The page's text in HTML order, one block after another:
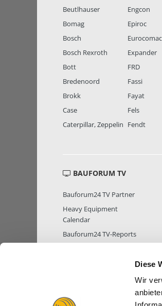
Diese
Wir
Beutlhauser
Bomag
Bosch
Bosch Rexroth
Bott
Bredenoord
Brokk
Case
Caterpillar, Zeppelin
Engcon
Epiroc
Expander
FRD
Fassi
Fayat
Fels
Fendt
BAUFORUM TV
Bauforum24 TV Partner
Heavy Equipment
Calendar
Bauforum24 TV-Reports
MITGLIEDER STATISTIK